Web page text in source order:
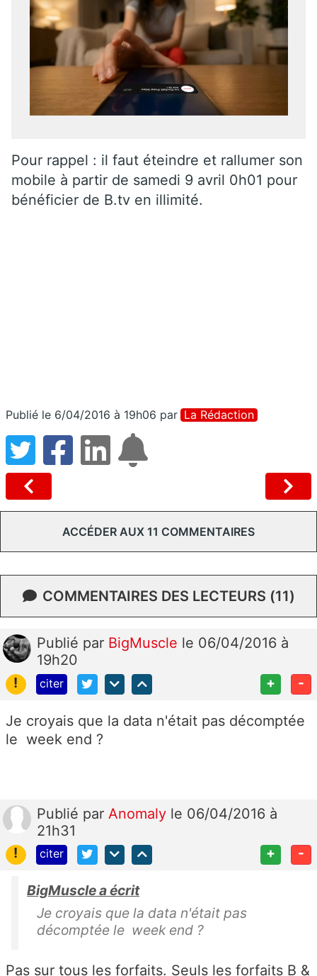
Pour rappel : il faut éteindre et rallumer son
mobile à partir de samedi 9 avril 0h01 pour
bénéficier de B.tv en illimité.
Publié le 6/04/2016 à 19h06 par La Rédaction
ACCÉDER AUX 11 COMMENTAIRES
COMMENTAIRES DES LECTEURS (11)
Publié par BigMuscle le 06/04/2016 à
19h20
!
citer + -
Je croyais que la data n'était pas décomptée
le week end ?
Publié par Anomaly le 06/04/2016 à
21h31
!
citer + -
BigMuscle a écrit
Je croyais que la data n'était pas
décomptée le week end ?
Pas sur tous les forfaits. Seuls les forfaits B &